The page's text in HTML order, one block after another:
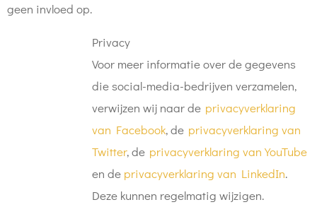
geen invloed op.
Privacy
Voor meer informatie over de gegevens
die social-media-bedrijven verzamelen,
verwijzen wij naar de privacyverklaring
van Facebook, de privacyverklaring van
Twitter, de privacyverklaring van YouTube
en de privacyverklaring van LinkedIn.
Deze kunnen regelmatig wijzigen.